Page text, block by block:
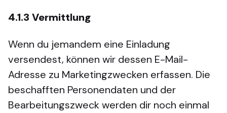
4.1.3 Vermittlung
Wenn du jemandem eine Einladung
versendest, können wir dessen E-Mail-
Adresse zu Marketingzwecken erfassen. Die
beschafften Personendaten und der
Bearbeitungszweck werden dir noch einmal